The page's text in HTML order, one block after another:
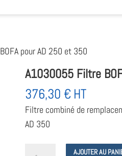
pour AD 250 et 350
A1030055 Filtre
376,30 € HT
Filtre combiné de
AD 350
AJOUTER AU